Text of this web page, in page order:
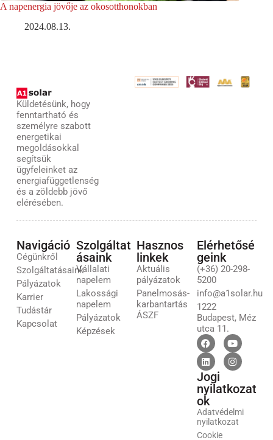
A napenergia jövője az okosotthonokban
2024.08.13.
Küldetésünk, hogy
fenntartható és
személyre szabott
energetikai
megoldásokkal
segítsük
ügyfeleinket az
energiafüggetlenség
és a zöldebb jövő
elérésében.
Navigáció
Cégünkről
Szolgáltatásaink
Pályázatok
Karrier
Tudástár
Kapcsolat
Szolgáltat
ásaink
Vállalati
napelem
Lakossági
napelem
Pályázatok
Képzések
Hasznos
linkek
Aktuális
pályázatok
Panelmosás-
karbantartás
ÁSZF
Elérhetősé
geink
(+36) 20-298-
5200
info@a1solar.hu
1222
Budapest, Méz
utca 11.
Jogi
nyilatkozat
ok
Adatvédelmi
nyilatkozat
Cookie